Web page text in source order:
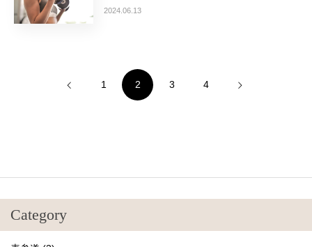
2024.06.13
1 2 3 4
Category